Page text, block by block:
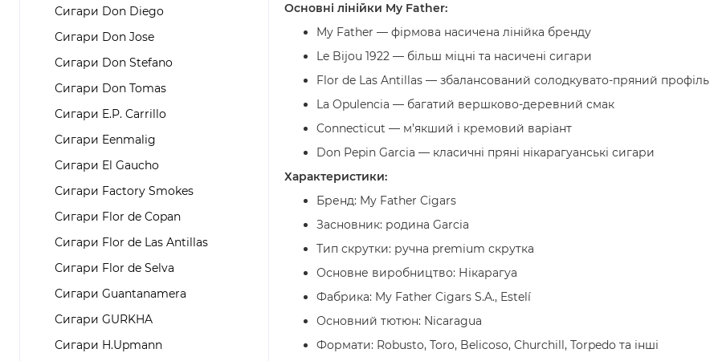
Сигари Don Diego
Сигари Don Jose
Сигари Don Stefano
Сигари Don Tomas
Сигари E.P. Carrillo
Сигари Eenmalig
Сигари El Gaucho
Сигари Factory Smokes
Сигари Flor de Copan
Сигари Flor de Las Antillas
Сигари Flor de Selva
Сигари Guantanamera
Сигари GURKHA
Сигари H.Upmann
Основні лінійки My Father:
My Father — фірмова насичена лінійка бренду
Le Bijou 1922 — більш міцні та насичені сигари
Flor de Las Antillas — збалансований солодкувато-пряний профіль
La Opulencia — багатий вершково-деревний смак
Connecticut — м’якший і кремовий варіант
Don Pepin Garcia — класичні пряні нікарагуанські сигари
Характеристики:
Бренд: My Father Cigars
Засновник: родина Garcia
Тип скрутки: ручна premium скрутка
Основне виробництво: Нікарагуа
Фабрика: My Father Cigars S.A., Estelí
Основний тютюн: Nicaragua
Формати: Robusto, Toro, Belicoso, Churchill, Torpedo та інші